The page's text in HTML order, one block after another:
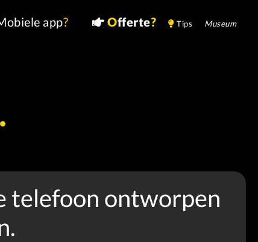
app? Offerte? Tips Museum
.
telefoon ontworpen